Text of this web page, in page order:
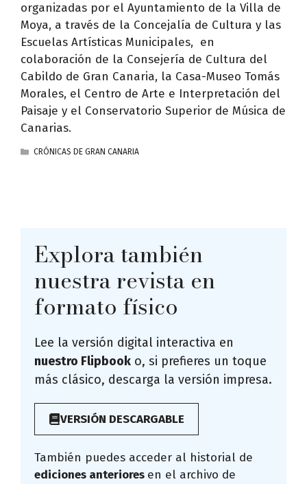
organizadas por el Ayuntamiento de la Villa de
Moya, a través de la Concejalía de Cultura y las
Escuelas Artísticas Municipales, en
colaboración de la Consejería de Cultura del
Cabildo de Gran Canaria, la Casa-Museo Tomás
Morales, el Centro de Arte e Interpretación del
Paisaje y el Conservatorio Superior de Música de
Canarias.
CATEGORÍAS
CRÓNICAS DE GRAN CANARIA
Explora también
nuestra revista en
formato físico
Lee la versión digital interactiva en
nuestro Flipbook o, si prefieres un toque
más clásico, descarga la versión impresa.
VERSIÓN DESCARGABLE
También puedes acceder al historial de
ediciones anteriores en el archivo de